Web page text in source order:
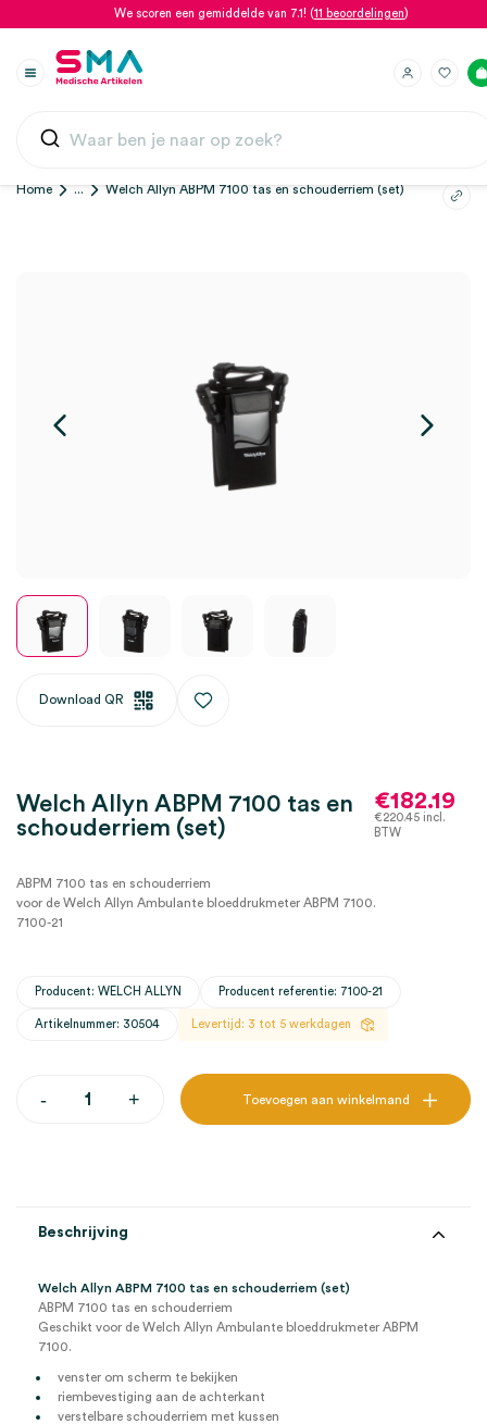
We scoren een gemiddelde van 7.1! (11 beoordelingen)
Home ... Welch Allyn ABPM 7100 tas en schouderriem (set)
Download QR
Welch Allyn ABPM 7100 tas en
schouderriem (set)
€182.19
€220.45incl.
BTW
ABPM 7100 tas en schouderriem
voor de Welch Allyn Ambulante bloeddrukmeter ABPM 7100.
7100-21
Producent: WELCH ALLYN Producent referentie: 7100-21
Artikelnummer: 30504 Levertijd: 3 tot 5 werkdagen
-Welch
(set)
+ Toevoegen aan winkelmand
Beschrijving
Welch Allyn ABPM 7100 tas en schouderriem (set)
ABPM 7100 tas en schouderriem
Geschikt voor de Welch Allyn Ambulante bloeddrukmeter ABPM
7100.
venster om scherm te bekijken
riembevestiging aan de achterkant
verstelbare schouderriem met kussen